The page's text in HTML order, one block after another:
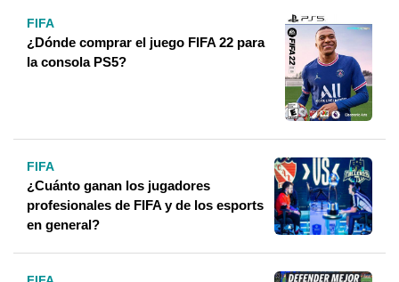
FIFA
¿Dónde comprar el juego FIFA 22 para
la consola PS5?
FIFA
¿Cuánto ganan los jugadores
profesionales de FIFA y de los esports
en general?